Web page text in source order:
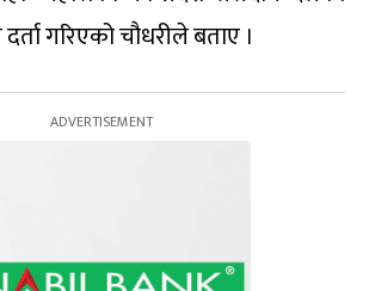
गरिएको चौधरीले बताए ।